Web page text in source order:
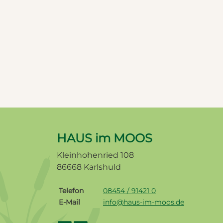
HAUS im MOOS
Kleinhohenried 108
86668 Karlshuld
Telefon
08454 / 91421 0
E-Mail
info@haus-im-moos.de